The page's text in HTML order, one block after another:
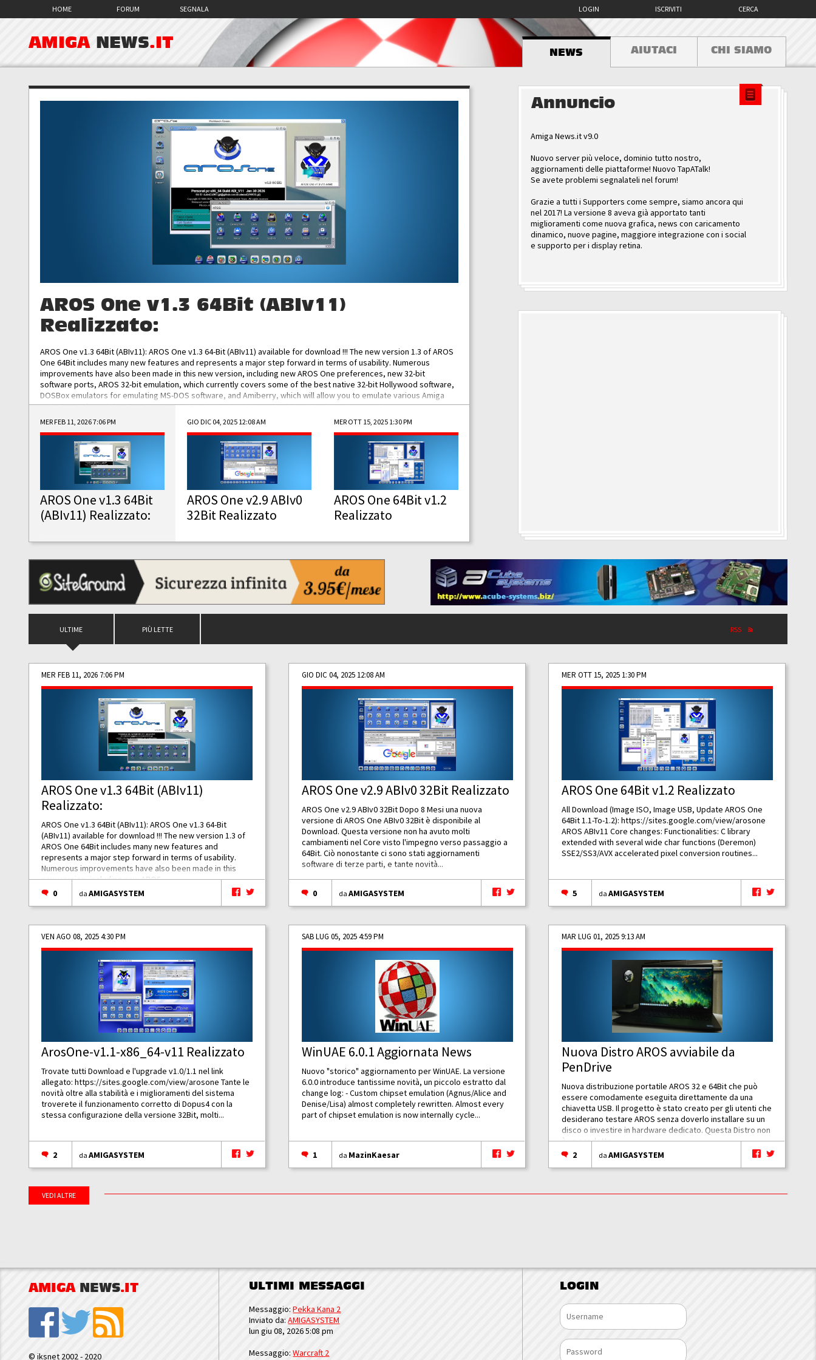
HOME FORUM SEGNALA CERCA
ISCRIVITI
LOGIN
AMIGA NEWS.IT
NEWS AIUTACI CHI SIAMO
AROS One v1.3 64Bit (ABIv11)
Realizzato:
AROS One v1.3 64Bit (ABIv11): AROS One v1.3 64-Bit (ABIv11) available for download !!! The new version 1.3 of AROS
One 64Bit includes many new features and represents a major step forward in terms of usability. Numerous
improvements have also been made in this new version, including new AROS One preferences, new 32-bit
software ports, AROS 32-bit emulation, which currently covers some of the best native 32-bit Hollywood software,
DOSBox emulators for emulating MS-DOS software, and Amiberry, which will allow you to emulate various Amiga
and AROS 68k models. AROS One v1.3 64-Bit-v11 ISO/IMG/: Download Functionalities: Improved...
MER FEB 11, 2026 7:06 PM
AROS One v1.3 64Bit
(ABIv11) Realizzato:
GIO DIC 04, 2025 12:08 AM
AROS One v2.9 ABIv0
32Bit Realizzato
MER OTT 15, 2025 1:30 PM
AROS One 64Bit v1.2
Realizzato
Annuncio
Amiga News.it v9.0
Nuovo server più veloce, dominio tutto nostro,
aggiornamenti delle piattaforme! Nuovo TapATalk!
Se avete problemi segnalateli nel forum!
Grazie a tutti i Supporters come sempre, siamo ancora qui
nel 2017! La versione 8 aveva già apportato tanti
miglioramenti come nuova grafica, news con caricamento
dinamico, nuove pagine, maggiore integrazione con i social
e supporto per i display retina.
ULTIME PIÙ LETTE RSS
MER FEB 11, 2026 7:06 PM
AROS One v1.3 64Bit (ABIv11)
Realizzato:
AROS One v1.3 64Bit (ABIv11): AROS One v1.3 64-Bit
(ABIv11) available for download !!! The new version 1.3 of
AROS One 64Bit includes many new features and
represents a major step forward in terms of usability.
Numerous improvements have also been made in this
new version, including new AROS...
0
daAMIGASYSTEM
GIO DIC 04, 2025 12:08 AM
AROS One v2.9 ABIv0 32Bit Realizzato
AROS One v2.9 ABIv0 32Bit Dopo 8 Mesi una nuova
versione di AROS One ABIv0 32Bit è disponibile al
Download. Questa versione non ha avuto molti
cambiamenti nel Core visto l'impegno verso passaggio a
64Bit. Ciò nonostante ci sono stati aggiornamenti
software di terze parti, e tante novità...
0 daAMIGASYSTEM
MER OTT 15, 2025 1:30 PM
AROS One 64Bit v1.2 Realizzato
All Download (Image ISO, Image USB, Update AROS One
64Bit 1.1-To-1.2): https://sites.google.com/view/arosone
AROS ABIv11 Core changes: Functionalities: C library
extended with several wide char functions (Deremon)
SSE2/SS3/AVX accelerated pixel conversion routines...
5 daAMIGASYSTEM
VEN AGO 08, 2025 4:30 PM
ArosOne-v1.1-x86_64-v11 Realizzato
Trovate tutti Download e l'upgrade v1.0/1.1 nel link
allegato:https://sites.google.com/view/arosone Tante le
novità oltre alla stabilità e i miglioramenti del sistema
troverete il funzionamento corretto di Dopus4 con la
stessa configurazione della versione 32Bit, molti...
2 daAMIGASYSTEM
SAB LUG 05, 2025 4:59 PM
WinUAE 6.0.1 Aggiornata News
Nuovo "storico" aggiornamento per WinUAE. La versione
6.0.0 introduce tantissime novità, un piccolo estratto dal
change log: - Custom chipset emulation (Agnus/Alice and
Denise/Lisa) almost completely rewritten. Almost every
part of chipset emulation is now internally cycle...
1 da MazinKaesar
MAR LUG 01, 2025 9:13 AM
Nuova Distro AROS avviabile da
PenDrive
Nuova distribuzione portatile AROS 32 e 64Bit che può
essere comodamente eseguita direttamente da una
chiavetta USB. Il progetto è stato creato per gli utenti che
desiderano testare AROS senza doverlo installare su un
disco o investire in hardware dedicato. Questa Distro non
è un prodotto...
2
daAMIGASYSTEM
VEDI ALTRE
AMIGA NEWS.IT
© iksnet 2002 - 2020
ULTIMI MESSAGGI
Messaggio:Pekka Kana 2
Inviato da:AMIGASYSTEM
lun giu 08, 2026 5:08 pm
Messaggio:Warcraft 2
LOGIN